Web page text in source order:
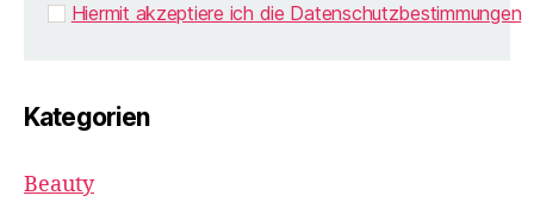
Hiermit akzeptiere ich die Datenschutzbestimmungen
Kategorien
Beauty